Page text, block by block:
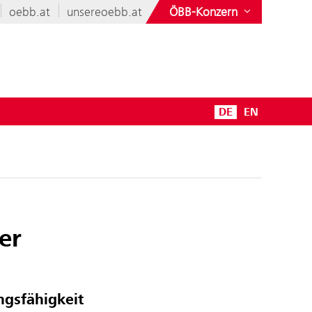
oebb.at unsereoebb.at ÖBB-Konzern
DE EN